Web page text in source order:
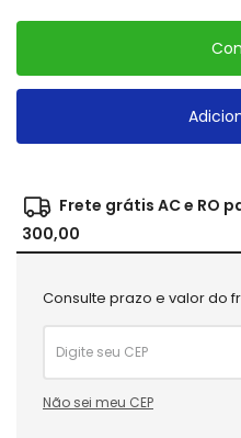
Frete grátis AC e RO
300,00
Consulte prazo e valor do
Não sei meu CEP